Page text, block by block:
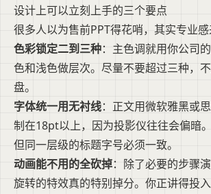
设计上可以立刻上手的三个要点
很多人以为售前PPT得花哨，其实专业感
色彩锁定二到三种：主色调就用你公司
色和浅色做层次。尽量不要超过三种，
盘。
字体统一用无衬线：正文用微软雅黑或
制在18pt以上，因为投影仪往往会偏暗
但同一层级的标题字号必须一致。
动画能不用的全砍掉：除了必要的步骤
旋转的特效真的特别掉分。你正讲得投